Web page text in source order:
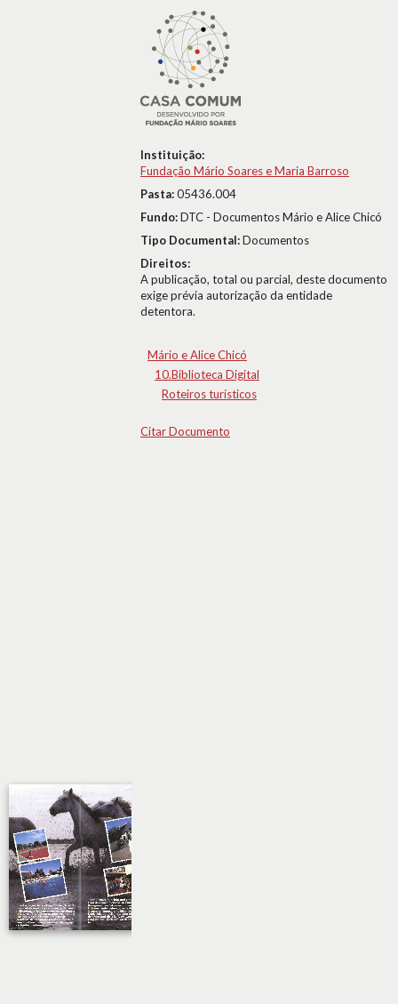
Instituição:
Fundação Mário Soares e Maria Barroso
Pasta:05436.004
Fundo:DTC - Documentos Mário e Alice Chicó
Tipo Documental:Documentos
Direitos:
A publicação, total ou parcial, deste documento
exige prévia autorização da entidade
detentora.
Mário e Alice Chicó
10.Biblioteca Digital
Roteiros turísticos
Citar Documento